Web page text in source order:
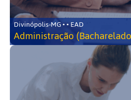
Divinópolis-MG • • EAD
Administração